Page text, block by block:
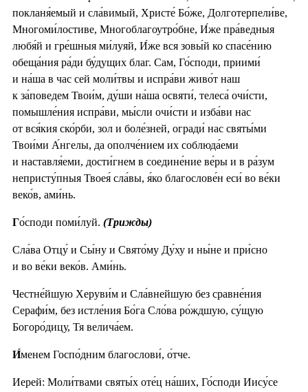
покланя́емый и сла́вимый, Христе́ Бо́же, Долготерпели́ве,
Многоми́лостиве, Многоблагоутро́бне, И́же пра́ведныя
любя́й и гре́шныя ми́луяй, И́же вся зовы́й ко спасе́нию
обеща́ния ра́ди бу́дущих благ. Сам, Го́споди, приими́
и на́ша в час сей моли́твы и испра́ви живо́т наш
к за́поведем Твои́м, ду́ши на́ша освяти́, телеса́ очи́сти,
помышле́ния испра́ви, мы́сли очи́сти и изба́ви нас
от вся́кия ско́рби, зол и боле́зней, огради́ нас святы́ми
Твои́ми А́нгелы, да ополче́нием их соблюда́еми
и наставля́еми, дости́гнем в соедине́ние ве́ры и в ра́зум
непристу́пныя Твоея́ сла́вы, я́ко благослове́н еси́ во ве́ки
веко́в, ами́нь.
Го́споди поми́луй. (Трижды)
Сла́ва Отцу́ и Сы́ну и Свято́му Ду́ху и ны́не и при́сно
и во ве́ки веко́в. Ами́нь.
Честне́йшую Херуви́м и Сла́внейшую без сравне́ния
Серафи́м, без истле́ния Бо́га Сло́ва ро́ждшую, су́щую
Богоро́дицу, Тя велича́ем.
И́менем Госпо́дним благослови́, о́тче.
Иерей: Моли́твами святы́х оте́ц на́ших, Го́споди Иису́се